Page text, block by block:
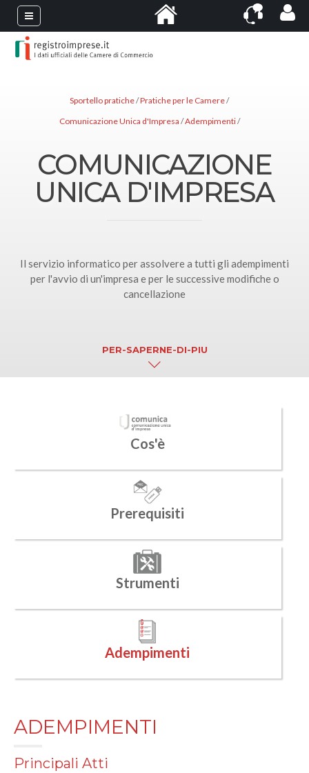
Sportello pratiche Pratiche per le Camere
Comunicazione Unica d'Impresa Adempimenti
COMUNICAZIONE
UNICA D'IMPRESA
Il servizio informatico per assolvere a tutti gli adempimenti
per l'avvio di un'impresa e per le successive modifiche o
cancellazione
PER-SAPERNE-DI-PIU
Cos'è
Prerequisiti
Strumenti
Adempimenti
ADEMPIMENTI
Principali Atti